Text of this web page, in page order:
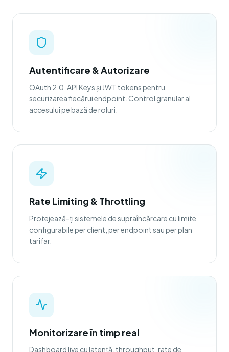
Autentificare & Autorizare
OAuth 2.0, API Keys și JWT tokens pentru
securizarea fiecărui endpoint. Control granular al
accesului pe bază de roluri.
Rate Limiting & Throttling
Protejează-ți sistemele de supraîncărcare cu limite
configurabile per client, per endpoint sau per plan
tarifar.
Monitorizare în timp real
Dashboard live cu latență, throughput, rate de